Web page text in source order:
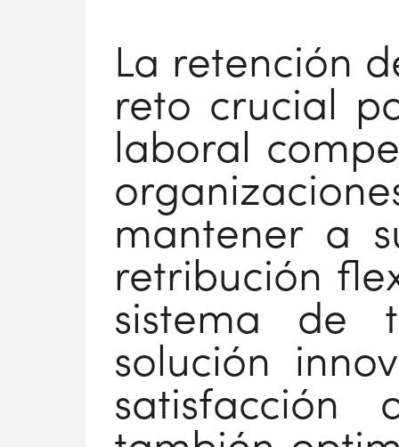
La retención
reto crucial
laboral
mantener a
retribución
sistema de
solución